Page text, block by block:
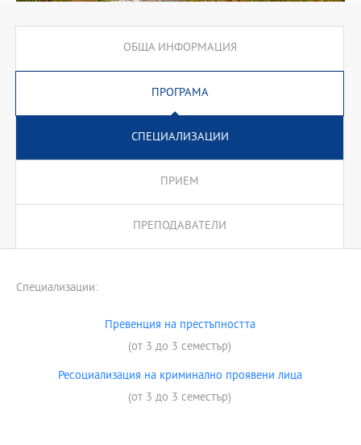
ОБЩА ИНФОРМАЦИЯ
ПРОГРАМА
СПЕЦИАЛИЗАЦИИ
ПРИЕМ
ПРЕПОДАВАТЕЛИ
Специализации:
Превенция на престъпността
(от 3 до 3 семестър)
Ресоциализация на криминално проявени лица
(от 3 до 3 семестър)